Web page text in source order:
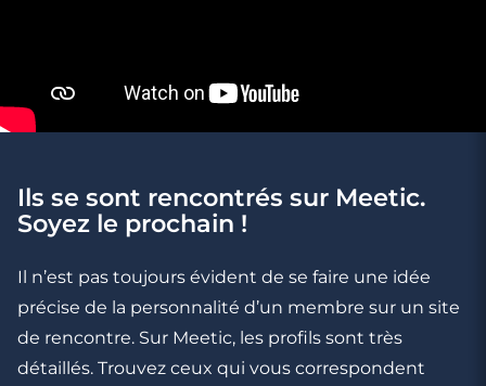
3 minutes
Rencontre à Cluses
Ils se sont rencontrés sur Meetic.
Soyez le prochain !
Il n’est pas toujours évident de se faire une idée
précise de la personnalité d’un membre sur un site
de rencontre. Sur Meetic, les profils sont très
détaillés. Trouvez ceux qui vous correspondent